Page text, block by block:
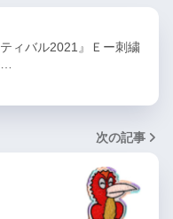
ィバル2021』Ｅー刺繍
次の記事